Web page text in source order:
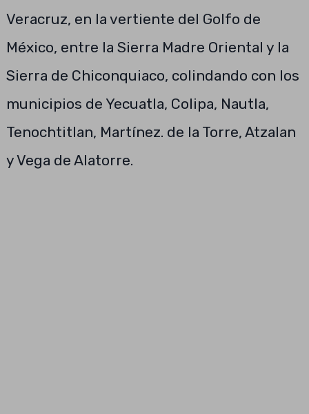
Veracruz, en la vertiente del Golfo de
México, entre la Sierra Madre Oriental y la
Sierra de Chiconquiaco, colindando con los
municipios de Yecuatla, Colipa, Nautla,
Tenochtitlan, Martínez. de la Torre, Atzalan
y Vega de Alatorre.